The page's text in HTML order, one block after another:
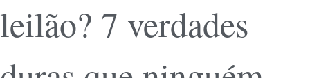
leilão? 7 verdades